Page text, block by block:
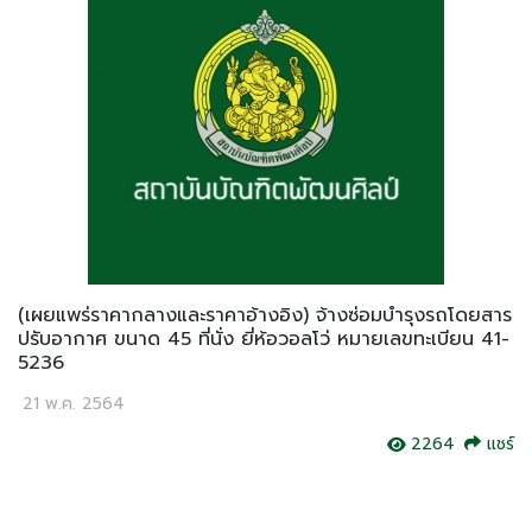
(เผยแพร่ราคากลางและราคาอ้างอิง) จ้างซ่อมบำรุงรถโดยสาร
ปรับอากาศ ขนาด 45 ที่นั่ง ยี่ห้อวอลโว่ หมายเลขทะเบียน 41-
5236
21 พ.ค. 2564
2264
แชร์